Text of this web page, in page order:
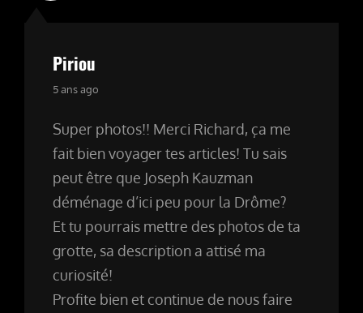
Piriou
says:
5 ans ago
Super photos!! Merci Richard, ça me
fait bien voyager tes articles! Tu sais
peut être que Joseph Kauzman
déménage d’ici peu pour la Drôme?
Et tu pourrais mettre des photos de ta
grotte, sa description a attisé ma
curiosité!
Profite bien et continue de nous faire